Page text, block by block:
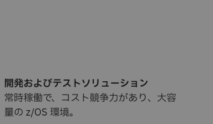
開発およびテストソリューション
常時稼働で、コスト競争力があり、大容
量の z/OS 環境。